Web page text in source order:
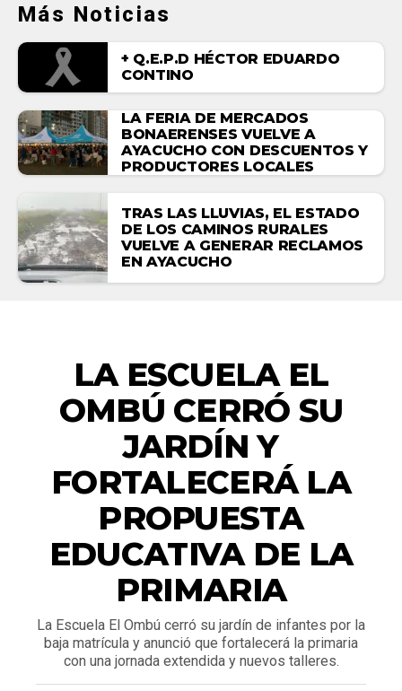
Más Noticias
+ Q.E.P.D HÉCTOR EDUARDO
CONTINO
LA FERIA DE MERCADOS
BONAERENSES VUELVE A
AYACUCHO CON DESCUENTOS Y
PRODUCTORES LOCALES
TRAS LAS LLUVIAS, EL ESTADO
DE LOS CAMINOS RURALES
VUELVE A GENERAR RECLAMOS
EN AYACUCHO
LA ESCUELA EL
OMBÚ CERRÓ SU
JARDÍN Y
FORTALECERÁ LA
PROPUESTA
EDUCATIVA DE LA
PRIMARIA
La Escuela El Ombú cerró su jardín de infantes por la
baja matrícula y anunció que fortalecerá la primaria
con una jornada extendida y nuevos talleres.